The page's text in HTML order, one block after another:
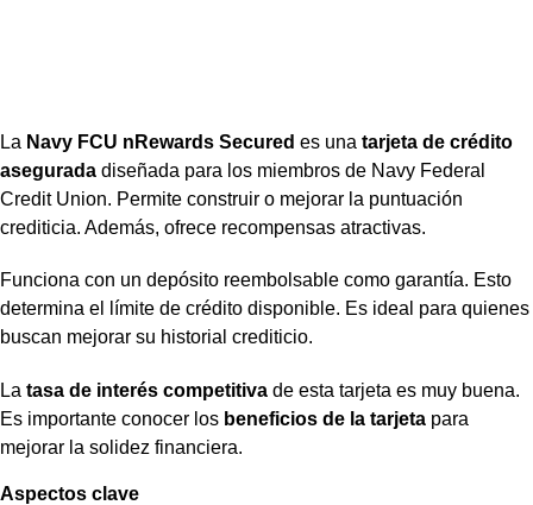
La Navy FCU nRewards Secured es una tarjeta de crédito
asegurada diseñada para los miembros de Navy Federal
Credit Union. Permite construir o mejorar la puntuación
crediticia. Además, ofrece recompensas atractivas.
Funciona con un depósito reembolsable como garantía. Esto
determina el límite de crédito disponible. Es ideal para quienes
buscan mejorar su historial crediticio.
La tasa de interés competitiva de esta tarjeta es muy buena.
Es importante conocer los beneficios de la tarjeta para
mejorar la solidez financiera.
Aspectos clave